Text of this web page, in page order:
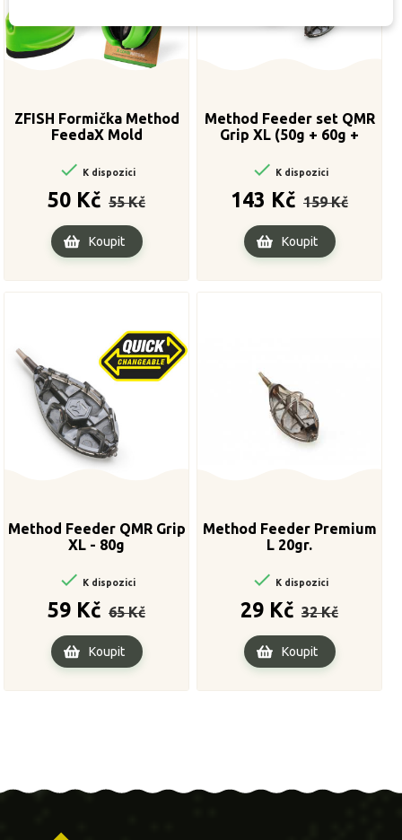
ZFISH Formička Method
FeedaX Mold
 K dispozici
50 Kč
cena
55 Kč
Koupit
Method Feeder set QMR
Grip XL (50g + 60g +
 K dispozici
143 Kč
cena
159 Kč
Koupit
Method Feeder QMR Grip
XL - 80g
 K dispozici
59 Kč
cena
65 Kč
Koupit
Method Feeder Premium
L 20gr.
 K dispozici
29 Kč
cena
32 Kč
Koupit